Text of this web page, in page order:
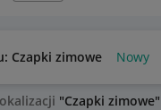
Czapki zimowe Nowy
"Czapki zimowe"